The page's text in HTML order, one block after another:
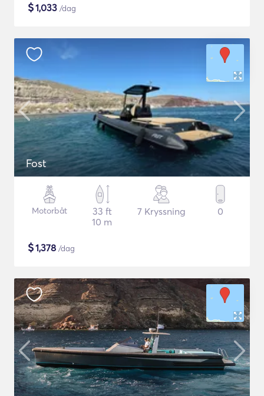
$1,033 /dag
Fost
Motorbåt
33 ft
10 m
7 Kryssning 0
$1,378 /dag